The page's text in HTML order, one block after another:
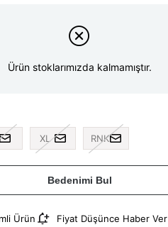
Ürün stoklarımızda kalmamıştır.
XL RNK
Bedenimi Bul
Ürün Fiyat Düşünce Haber Ver